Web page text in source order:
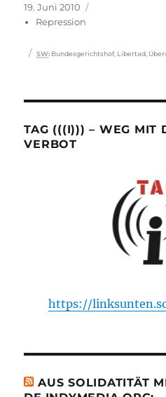
Veröffentlicht
am
19. Juni 2010
Repression
Schlagwörter
SW: Bundesgerichtshof, Libertad
TAG (((I))) – WEG MIT
VERBOT
https://
AUS SOLIDATITÄT